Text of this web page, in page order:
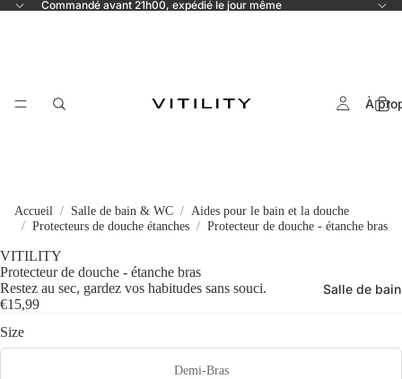
Commandé avant 21h00, expédié le jour même
À
Salle de
Accueil Salle de bain & WC
Aides pour le bain et la douche
Protecteurs de douche étanches
Protecteur de douche - étanche bras
VITILITY
Protecteur de douche - étanche bras
Restez au sec, gardez vos habitudes sans souci.
€15,99
Size
Demi-Bras